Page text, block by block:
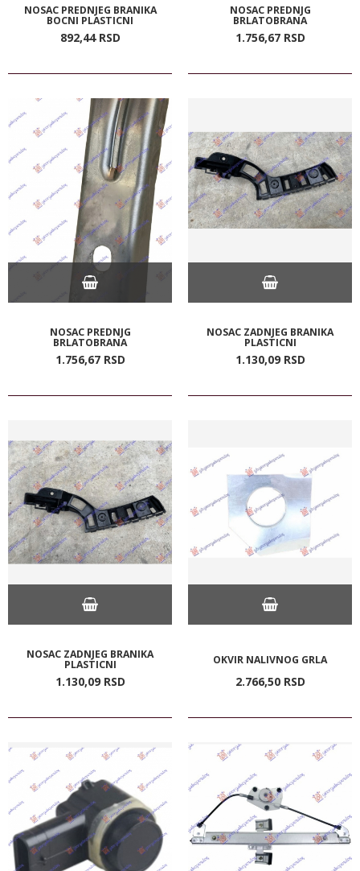
NOSAC PREDNJEG BRANIKA
BOCNI PLASTICNI
892,44 RSD
NOSAC PREDNJG
BRLATOBRANA
1.756,67 RSD
NOSAC PREDNJG
BRLATOBRANA
1.756,67 RSD
NOSAC ZADNJEG BRANIKA
PLASTICNI
1.130,09 RSD
NOSAC ZADNJEG BRANIKA
PLASTICNI
1.130,09 RSD
OKVIR NALIVNOG GRLA
2.766,50 RSD